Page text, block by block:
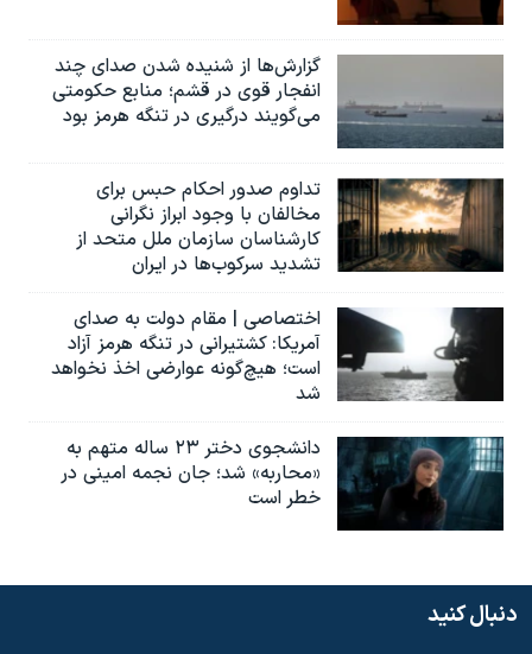
گزارش‌ها از شنیده شدن صدای چند
انفجار قوی در قشم؛ منابع حکومتی
می‌گویند درگیری در تنگه هرمز بود
تداوم صدور احکام حبس برای
مخالفان با وجود ابراز نگرانی
کارشناسان سازمان ملل متحد از
تشدید سرکوب‌ها در ایران
اختصاصی | مقام دولت به صدای
آمریکا: کشتیرانی در تنگه هرمز آزاد
است؛ هیچ‌گونه عوارضی اخذ نخواهد
شد
دانشجوی دختر ۲۳ ساله متهم به
«محاربه» شد؛ جان نجمه امینی در
خطر است
دنبال کنید